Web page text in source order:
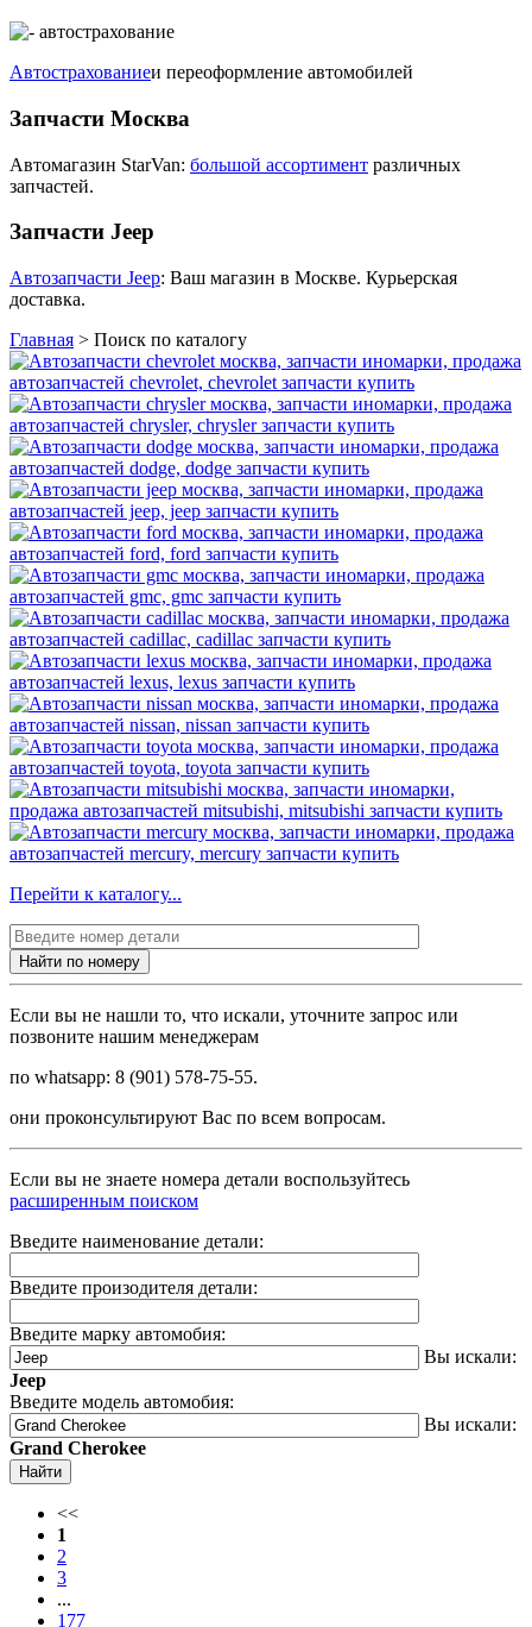
Автострахованиеи переоформление автомобилей
Запчасти Москва
Автомагазин StarVan: большой ассортимент различных
запчастей.
Запчасти Jeep
Автозапчасти Jeep: Ваш магазин в Москве. Курьерская
доставка.
Главная > Поиск по каталогу
Перейти к каталогу...
Найти по номеру
Если вы не нашли то, что искали, уточните запрос или
позвоните нашим менеджерам
по whatsapp: 8 (901) 578-75-55.
они проконсультируют Вас по всем вопросам.
Если вы не знаете номера детали воспользуйтесь
расширенным поиском
Введите наименование детали:
Введите произодителя детали:
Введите марку автомобия:
Вы искали:
Jeep
Введите модель автомобия:
Вы искали:
Grand Cherokee
Найти
<<
1
2
3
...
177